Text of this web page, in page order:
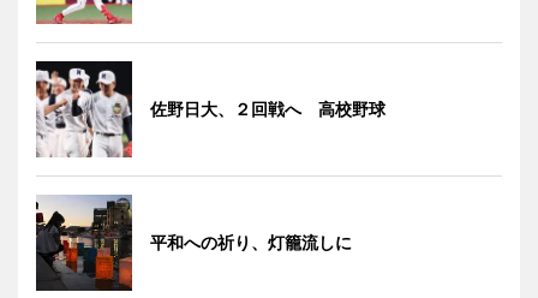
佐野日大、２回戦へ 高校野球
平和への祈り、灯籠流しに